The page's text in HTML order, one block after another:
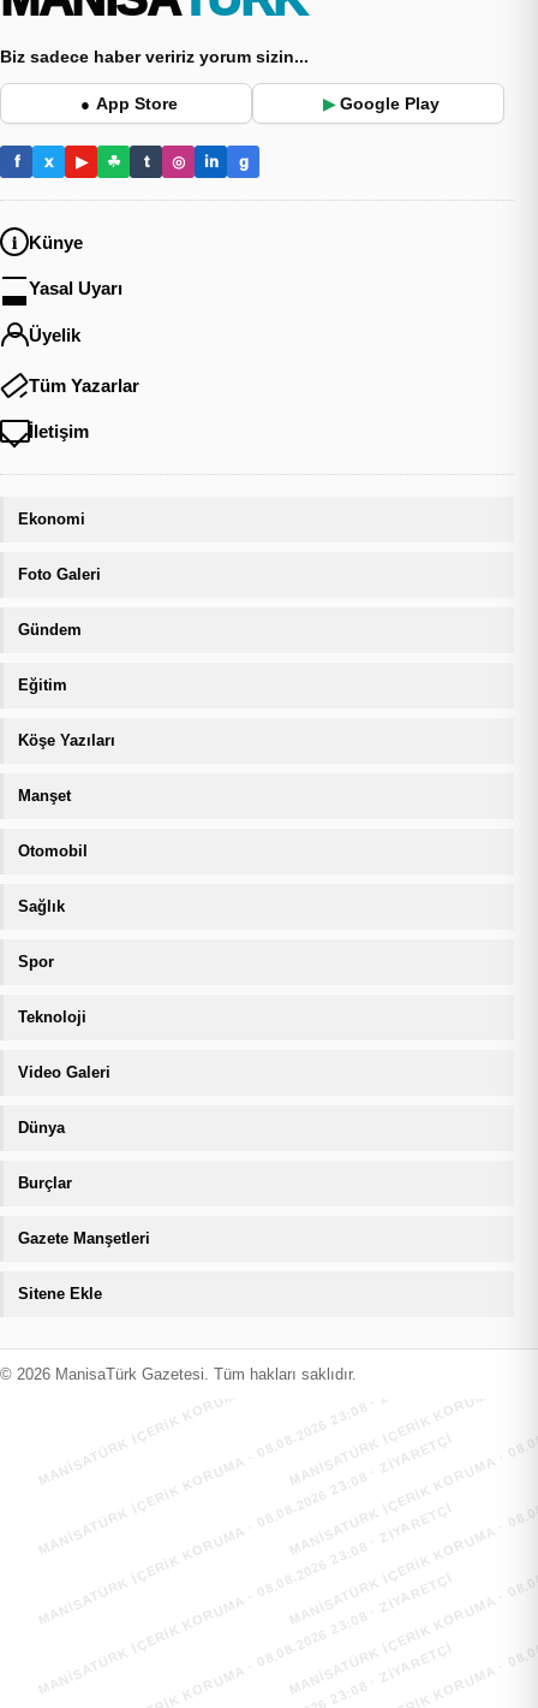
Biz sadece haber veririz yorum sizin...
● App Store ▶ Google Play
f x ▶ ☘ t ◎ in g
Künye
Yasal Uyarı
Üyelik
Tüm Yazarlar
İletişim
Ekonomi
Foto Galeri
Gündem
Eğitim
Köşe Yazıları
Manşet
Otomobil
Sağlık
Spor
Teknoloji
Video Galeri
Dünya
Burçlar
Gazete Manşetleri
Sitene Ekle
© 2026 ManisaTürk Gazetesi. Tüm hakları saklıdır.
MANİSATÜRK İÇERİK KORUMA · 08.08.2026 23:08 · ZIYARETÇI
MANİSATÜRK İÇERİK KORUMA
MANİSATÜRK İÇERİK KORUMA · 08.08.2026 23:08 · ZIYARETÇI
MANİSATÜRK İÇERİK KORUMA
MANİSATÜRK İÇERİK KORUMA · 08.08.2026 23:08 · ZIYARETÇI
MANİSATÜRK İÇERİK KORUMA
MANİSATÜRK İÇERİK KORUMA · 08.08.2026 23:08 · ZIYARETÇI
MANİSATÜRK İÇERİK KORUMA
MANİSATÜRK İÇERİK KORUMA · 08.08.2026 23:08 · ZIYARETÇI
MANİSATÜRK İÇERİK KORUMA